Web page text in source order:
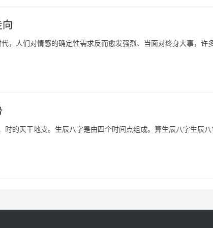
，人们对情感的确定性需求反而愈发强烈、当面对终身大事，许
的天干地支。生辰八字是由四个时间点组成。算生辰八字生辰